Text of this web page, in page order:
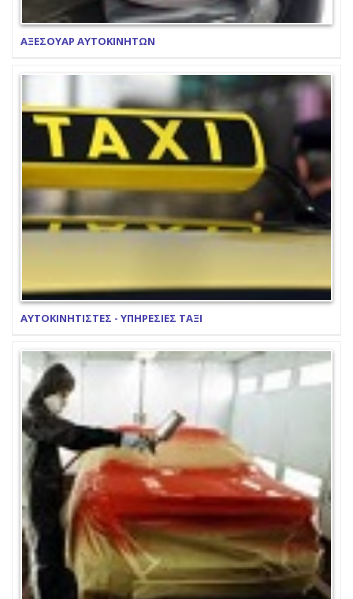
ΑΞΕΣΟΥΑΡ ΑΥΤΟΚΙΝΗΤΩΝ
ΑΥΤΟΚΙΝΗΤΙΣΤΕΣ - ΥΠΗΡΕΣΙΕΣ ΤΑΞΙ